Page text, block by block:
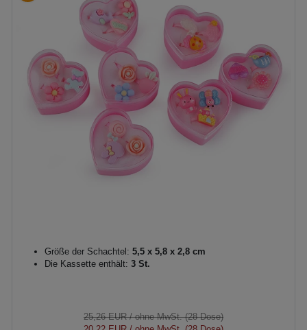
Größe der Schachtel: 5,5 x 5,8 x 2,8 cm
Die Kassette enthält: 3 St.
25,26 EUR/ ohne MwSt. (28 Dose)